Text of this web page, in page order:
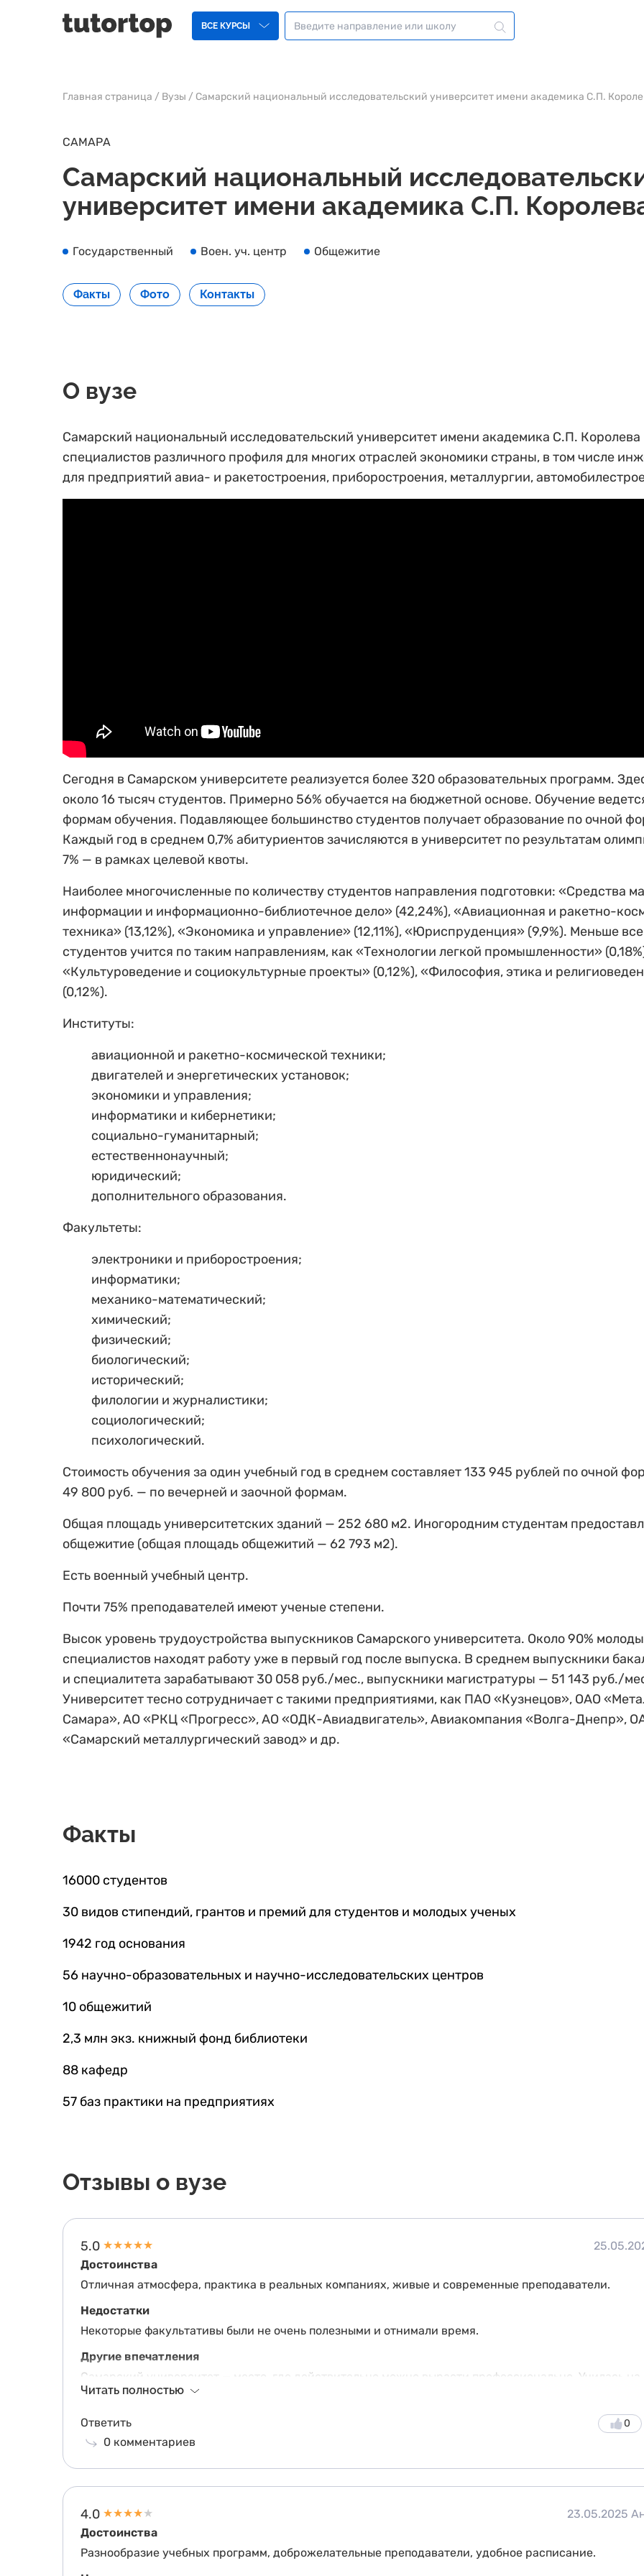
ВСЕ КУРСЫ
Главная страница / Вузы / Самарский национальный исследовательский университет имени академика С.П.
САМАРА
Самарский национальный
университет имени академика С.П.
Государственный Воен. уч. центр Общежитие
Факты Фото Контакты
О вузе
Самарский национальный исследовательский университет имени академика С.П. Королева
специалистов различного профиля для многих отраслей экономики страны, в том числе
для предприятий авиа- и ракетостроения, приборостроения, металлургии,
Сегодня в Самарском университете реализуется более 320 образовательных программ.
около 16 тысяч студентов. Примерно 56% обучается на бюджетной основе. Обучение
формам обучения. Подавляющее большинство студентов получает образование по очной
Каждый год в среднем 0,7% абитуриентов зачисляются в университет по результатам
7% — в рамках целевой квоты.
Наиболее многочисленные по количеству студентов направления подготовки: «Средства
информации и информационно-библиотечное дело» (42,24%), «Авиационная и ракетно-
техника» (13,12%), «Экономика и управление» (12,11%), «Юриспруденция» (9,9%). Меньше
студентов учится по таким направлениям, как «Технологии легкой промышленности»
«Культуроведение и социокультурные проекты» (0,12%), «Философия, этика и
(0,12%).
Институты:
авиационной и ракетно-космической техники;
двигателей и энергетических установок;
экономики и управления;
информатики и кибернетики;
социально-гуманитарный;
естественнонаучный;
юридический;
дополнительного образования.
Факультеты:
электроники и приборостроения;
информатики;
механико-математический;
химический;
физический;
биологический;
исторический;
филологии и журналистики;
социологический;
психологический.
Стоимость обучения за один учебный год в среднем составляет 133 945 рублей по очной
49 800 руб. — по вечерней и заочной формам.
Общая площадь университетских зданий — 252 680 м2. Иногородним студентам
общежитие (общая площадь общежитий — 62 793 м2).
Есть военный учебный центр.
Почти 75% преподавателей имеют ученые степени.
Высок уровень трудоустройства выпускников Самарского университета. Около 90%
специалистов находят работу уже в первый год после выпуска. В среднем выпускники
и специалитета зарабатывают 30 058 руб./мес., выпускники магистратуры — 51 143 руб./
Университет тесно сотрудничает с такими предприятиями, как ПАО «Кузнецов», ОАО
Самара», АО «РКЦ «Прогресс», АО «ОДК-Авиадвигатель», Авиакомпания «Волга-Днепр»,
«Самарский металлургический завод» и др.
Факты
16000 студентов
30 видов стипендий, грантов и премий для студентов и молодых ученых
1942 год основания
56 научно-образовательных и научно-исследовательских центров
10 общежитий
2,3 млн экз. книжный фонд библиотеки
88 кафедр
57 баз практики на предприятиях
Отзывы о вузе
5.0 ★★★★★
Достоинства
Отличная атмосфера, практика в реальных компаниях, живые и современные преподаватели.
Недостатки
Некоторые факультативы были не очень полезными и отнимали время.
Другие впечатления
Самарский университет — место, где действительно можно вырасти профессионально. Училась на
факультете журналистики, преподаватели мотивировали развиваться, учиться искать
работать с текстами. В процессе обучения были и реальные проекты, и практики в редакциях. Для
активных студентов возможностей масса.
Читать полностью
Ответить
0 комментариев
0
4.0 ★★★★★ 23.05.2025
Достоинства
Разнообразие учебных программ, доброжелательные преподаватели, удобное расписание.